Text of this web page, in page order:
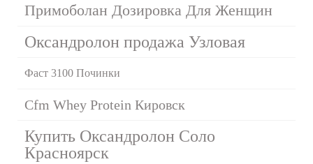
Примоболан Дозировка Для Женщин
Оксандролон продажа Узловая
Фаст 3100 Починки
Cfm Whey Protein Кировск
Купить Оксандролон Соло
Красноярск